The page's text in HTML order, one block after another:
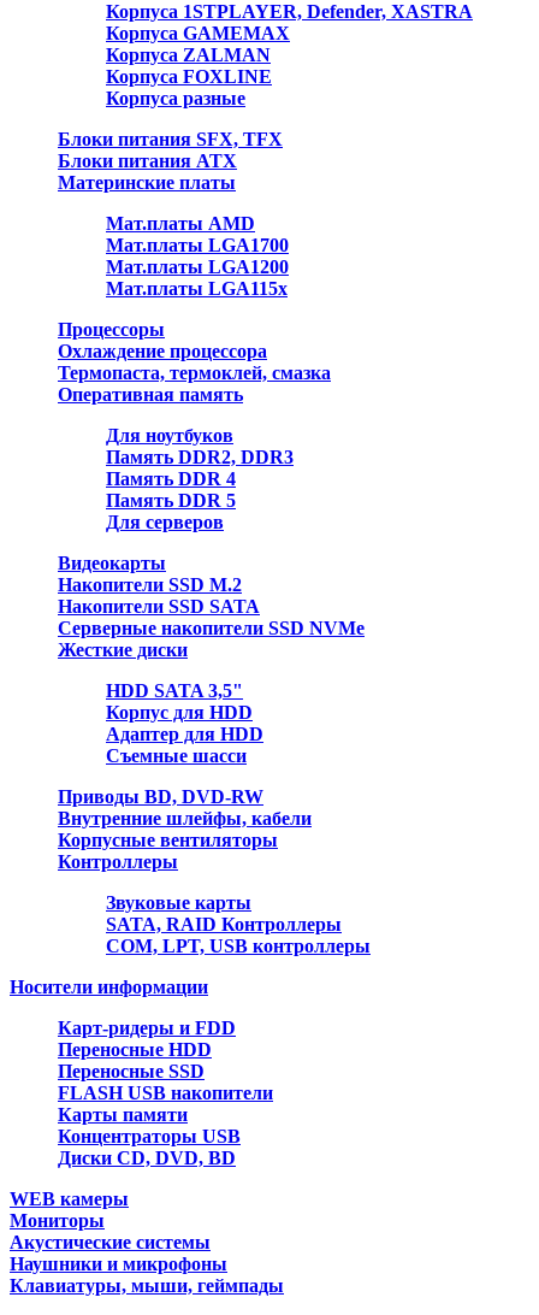
Корпуса 1STPLAYER, Defender, XASTRA
Корпуса GAMEMAX
Корпуса ZALMAN
Корпуса FOXLINE
Корпуса разные
Блоки питания SFX, TFX
Блоки питания ATX
Материнские платы
Мат.платы AMD
Мат.платы LGA1700
Мат.платы LGA1200
Мат.платы LGA115x
Процессоры
Охлаждение процессора
Термопаста, термоклей, смазка
Оперативная память
Для ноутбуков
Память DDR2, DDR3
Память DDR 4
Память DDR 5
Для серверов
Видеокарты
Накопители SSD M.2
Накопители SSD SATA
Серверные накопители SSD NVMe
Жесткие диски
HDD SATA 3,5"
Корпус для HDD
Адаптер для HDD
Съемные шасси
Приводы BD, DVD-RW
Внутренние шлейфы, кабели
Корпусные вентиляторы
Контроллеры
Звуковые карты
SATA, RAID Контроллеры
COM, LPT, USB контроллеры
Носители информации
Карт-ридеры и FDD
Переносные HDD
Переносные SSD
FLASH USB накопители
Карты памяти
Концентраторы USB
Диски CD, DVD, BD
WEB камеры
Мониторы
Акустические системы
Наушники и микрофоны
Клавиатуры, мыши, геймпады